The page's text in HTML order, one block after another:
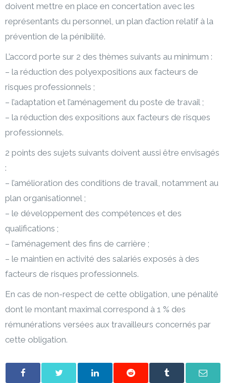
doivent mettre en place en concertation avec les
représentants du personnel, un plan d’action relatif à la
prévention de la pénibilité.
L’accord porte sur 2 des thèmes suivants au minimum :
– la réduction des polyexpositions aux facteurs de
risques professionnels ;
– l’adaptation et l’aménagement du poste de travail ;
– la réduction des expositions aux facteurs de risques
professionnels.
2 points des sujets suivants doivent aussi être envisagés
:
– l’amélioration des conditions de travail, notamment au
plan organisationnel ;
– le développement des compétences et des
qualifications ;
– l’aménagement des fins de carrière ;
– le maintien en activité des salariés exposés à des
facteurs de risques professionnels.
En cas de non-respect de cette obligation, une pénalité
dont le montant maximal correspond à 1 % des
rémunérations versées aux travailleurs concernés par
cette obligation.